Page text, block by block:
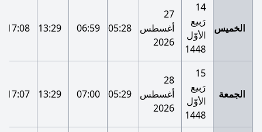
الخميس
14
رَبيع
الأوّل
1448
27
أغسطس
2026
05:28
06:59
13:29
17:08
الجمعة
15
رَبيع
الأوّل
1448
28
أغسطس
2026
05:29
07:00
13:29
17:07